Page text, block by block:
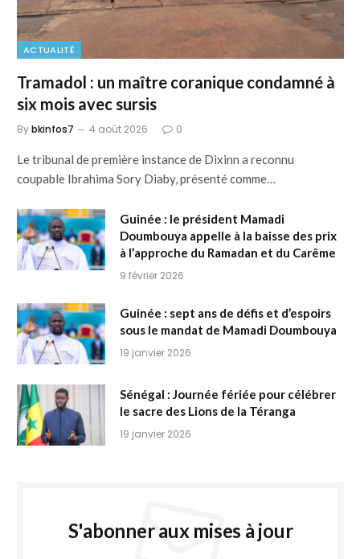
ACTUALITÉ
Tramadol : un maître coranique condamné à
six mois avec sursis
Bybkinfos7 4 août 2026 0
Le tribunal de première instance de Dixinn a reconnu
coupable Ibrahima Sory Diaby, présenté comme…
Guinée : le président Mamadi
Doumbouya appelle à la baisse des prix
à l’approche du Ramadan et du Carême
9 février 2026
Guinée : sept ans de défis et d’espoirs
sous le mandat de Mamadi Doumbouya
19 janvier 2026
Sénégal : Journée fériée pour célébrer
le sacre des Lions de la Téranga
19 janvier 2026
S'abonner aux mises à jour